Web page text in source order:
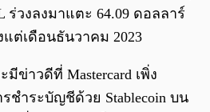
ร่วงลงมาแตะ 64.09 ดอลลาร์
ต่เดือนธันวาคม 2023
ข่าวดีที่ Mastercard เพิ่ง
ชำระบัญชีด้วย Stablecoin บน